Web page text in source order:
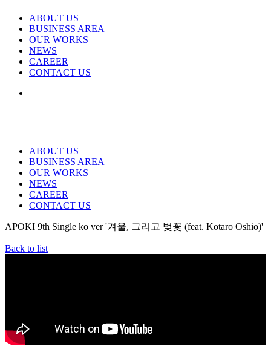
ABOUT US
BUSINESS AREA
OUR WORKS
NEWS
CAREER
CONTACT US
ABOUT US
BUSINESS AREA
OUR WORKS
NEWS
CAREER
CONTACT US
APOKI 9th Single ko ver '겨울, 그리고 벚꽃 (feat. Kotaro Oshio)'
Back to list